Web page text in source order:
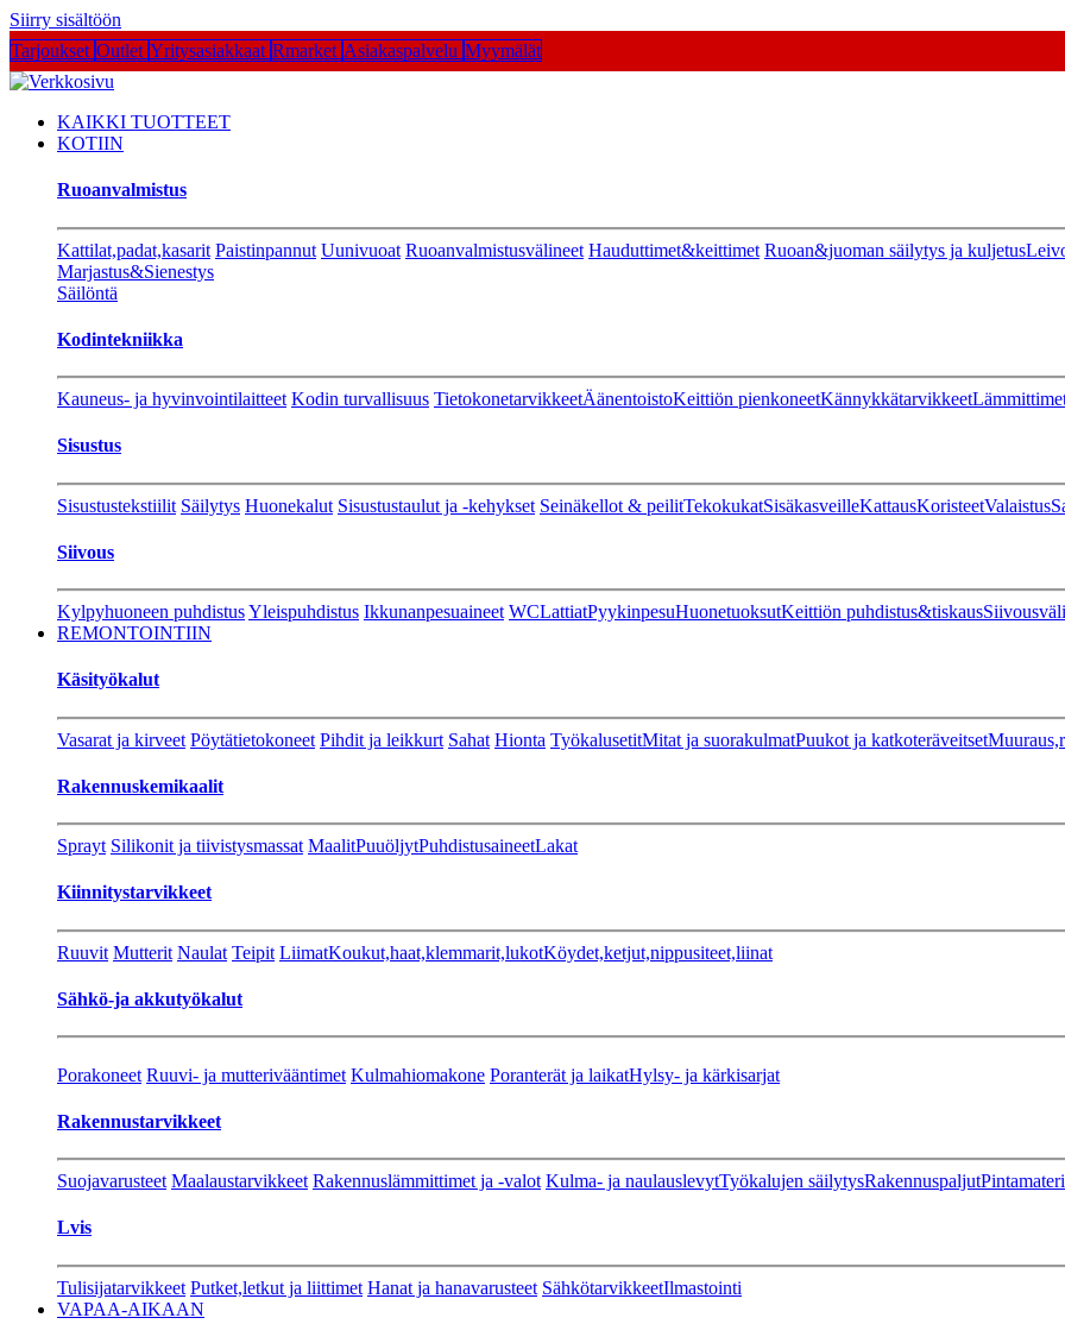
Siirry sisältöön
Tarjoukset Outlet Yritysasiakkaat Rmarket Asiakaspalvelu Myymälät
KAIKKI TUOTTEET
KOTIIN
Ruoanvalmistus
Kattilat,padat,kasarit Paistinpannut Uunivuoat Ruoanvalmistusvälineet Hauduttimet&keittimet Ruoan&juoman säilytys ja kuljetus
Marjastus&Sienestys
Säilöntä
Kodintekniikka
Kauneus- ja hyvinvointilaitteet Kodin turvallisuus TietokonetarvikkeetÄänentoistoKeittiön pienkoneetKännykkätarvikkeet
Sisustus
Sisustustekstiilit Säilytys Huonekalut Sisustustaulut ja -kehykset Seinäkellot & peilitTekokukatSisäkasveilleKattausKoristeetValaistus
Siivous
Kylpyhuoneen puhdistusYleispuhdistus Ikkunanpesuaineet WCLattiatPyykinpesuHuonetuoksutKeittiön puhdistus&tiskaus
REMONTOINTIIN
Käsityökalut
Vasarat ja kirveet Pöytätietokoneet Pihdit ja leikkurt Sahat Hionta TyökalusetitMitat ja suorakulmatPuukot ja katkoteräveitset
Rakennuskemikaalit
Sprayt Silikonit ja tiivistysmassat MaalitPuuöljytPuhdistusaineetLakat
Kiinnitystarvikkeet
Ruuvit Mutterit Naulat Teipit LiimatKoukut,haat,klemmarit,lukotKöydet,ketjut,nippusiteet,liinat
Sähkö-ja akkutyökalut
Porakoneet Ruuvi- ja mutterivääntimet Kulmahiomakone Poranterät ja laikatHylsy- ja kärkisarjat
Rakennustarvikkeet
Suojavarusteet Maalaustarvikkeet Rakennuslämmittimet ja -valot Kulma- ja naulauslevytTyökalujen säilytysRakennuspaljut
Lvis
Tulisijatarvikkeet Putket,letkut ja liittimet Hanat ja hanavarusteet SähkötarvikkeetIlmastointi
VAPAA-AIKAAN